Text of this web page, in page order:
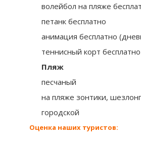
волейбол на пляже
петанк бесплатно
анимация бесплатно
теннисный корт
Пляж
песчаный
на пляже зонтики,
городской
Оценка наших туристов: